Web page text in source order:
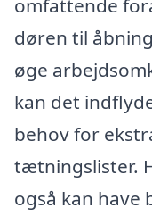
omfattende
døren til
øge
kan det
behov for
tætningslister.
også kan have